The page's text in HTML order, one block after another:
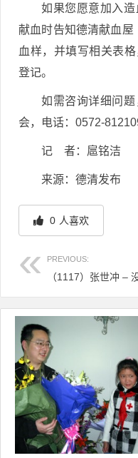
如果您愿意加入
献血时告知德清献血屋
血样，并填写相关表
登记。
如需咨询详细问
会，电话：0572-
记 者：扈铭洁
来源：德清发布
0 人喜欢
PREVIOUS:
文章导航